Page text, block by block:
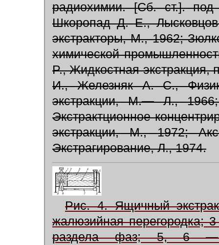
радиохимии. [Сб. ст.].
Шкоропад Д. Е.,
экстракторы, М., 1962;
химической
P., Жидкостная
И., Железняк А. С.,
экстракции, М.— Л.,
Экстрактционное
экстракции, М., 1972;
Экстрагирование, Л., 1974.
Рис. 4. Ящичный
жалюзийная перегородка;
раздела фаз; 5, 6 —